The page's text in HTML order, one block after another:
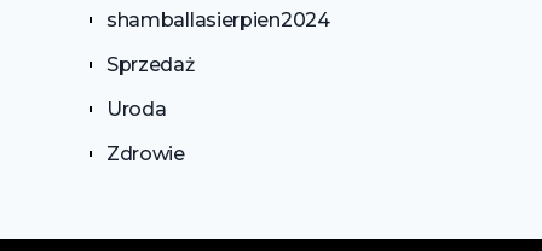
shamballasierpien2024
Sprzedaż
Uroda
Zdrowie